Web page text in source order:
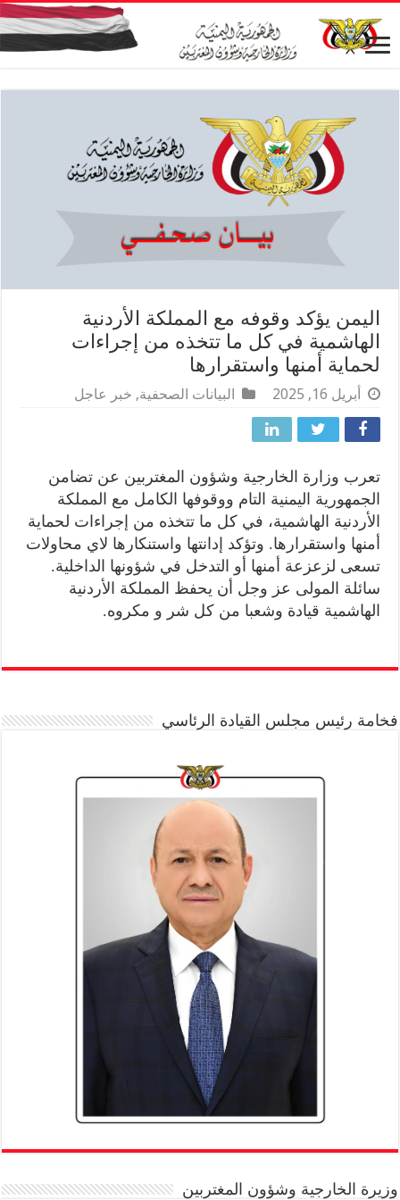
اليمن يؤكد وقوفه مع المملكة الأردنية
الهاشمية في كل ما تتخذه من إجراءات
لحماية أمنها واستقرارها
أبريل 16, 2025 البيانات الصحفية, خبر عاجل
تعرب وزارة الخارجية وشؤون المغتربين عن تضامن
الجمهورية اليمنية التام ووقوفها الكامل مع المملكة
الأردنية الهاشمية، في كل ما تتخذه من إجراءات لحماية
أمنها واستقرارها. وتؤكد إدانتها واستنكارها لاي محاولات
تسعى لزعزعة أمنها أو التدخل في شؤونها الداخلية.
سائلة المولى عز وجل أن يحفظ المملكة الأردنية
الهاشمية قيادة وشعبا من كل شر و مكروه.
فخامة رئيس مجلس القيادة الرئاسي
وزيرة الخارجية وشؤون المغتربين